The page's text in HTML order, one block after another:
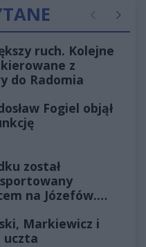
Poprzednie
ruch. Kolejne
z
do Radomia
Fogiel objął
został
na Józefów.
Markiewicz i
uczta